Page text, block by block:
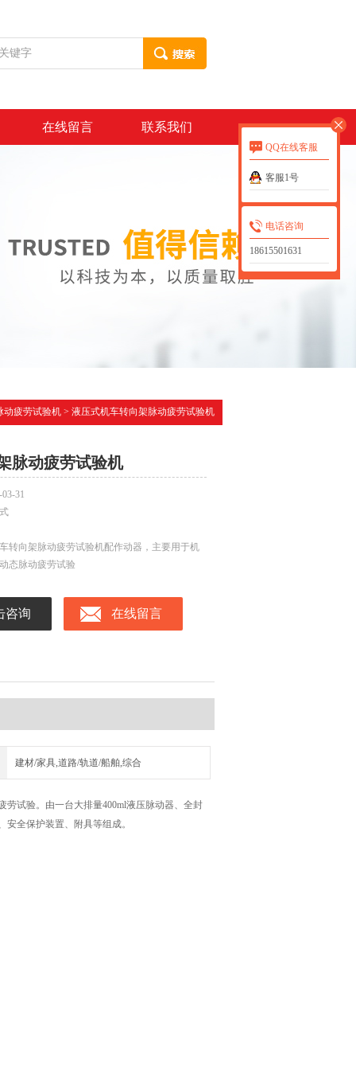
在线留言 联系我们
动疲劳试验机> 液压式机车转向架脉动疲劳试验机
脉动疲劳试验机
03-31
转向架脉动疲劳试验机配作动器，主要用于机
态脉动疲劳试验
咨询 在线留言
建材/家具,道路/轨道/船舶,综合
试验。由一台大排量400ml液压脉动器、全封
全保护装置、附具等组成。
QQ在线客服
客服1号
电话咨询
18615501631